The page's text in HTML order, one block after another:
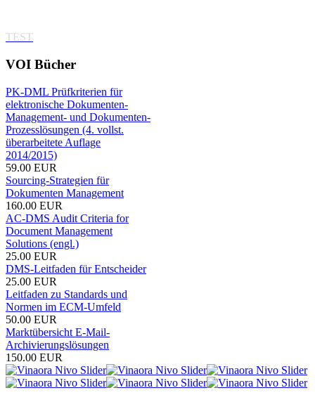
TEST
VOI Bücher
PK-DML Prüfkriterien für
elektronische Dokumenten-
Management- und Dokumenten-
Prozesslösungen (4. vollst.
überarbeitete Auflage
2014/2015)
59.00 EUR
Sourcing-Strategien für
Dokumenten Management
160.00 EUR
AC-DMS Audit Criteria for
Document Management
Solutions (engl.)
25.00 EUR
DMS-Leitfaden für Entscheider
25.00 EUR
Leitfaden zu Standards und
Normen im ECM-Umfeld
50.00 EUR
Marktübersicht E-Mail-
Archivierungslösungen
150.00 EUR